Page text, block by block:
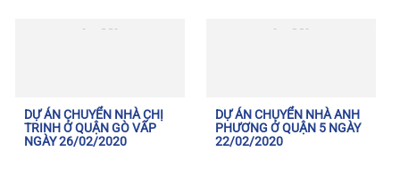
DỰ ÁN CHUYỂN NHÀ CHỊ
TRINH Ở QUẬN GÒ VẤP
NGÀY 26/02/2020
DỰ ÁN CHUYỂN NHÀ ANH
PHƯƠNG Ở QUẬN 5 NGÀY
22/02/2020